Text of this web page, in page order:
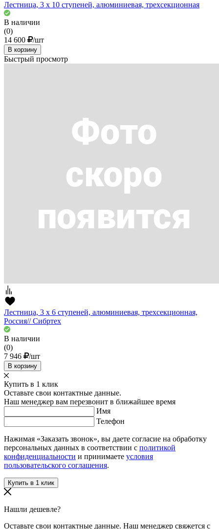
Лестница, 3 х 10 ступеней, алюминиевая, трехсекционная
В наличии
(0)
14 600
/шт
В корзину
Быстрый просмотр
Лестница, 3 х 6 ступеней, алюминиевая, трехсекционная,
Россия// Сибртех
В наличии
(0)
7 946
/шт
В корзину
Купить в 1 клик
Оставьте свои контактные данные.
Наш менеджер вам перезвонит в ближайшее время
Имя
Телефон
Нажимая «Заказать звонок», вы даете согласие на обработку
персональных данных в соответствии с политикой
конфиденциальности и принимаете условия
пользовательского соглашения.
Нашли дешевле?
Оставьте свои контактные данные. Наш менеджер свяжется с